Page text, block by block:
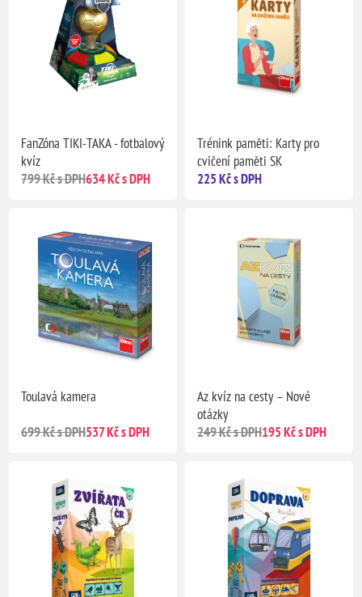
FanZóna TIKI-TAKA - fotbalový
kvíz
799 Kč s DPH634 Kč s DPH
Trénink paměti: Karty pro
cvičení paměti SK
225 Kč s DPH
Toulavá kamera
699 Kč s DPH537 Kč s DPH
Az kvíz na cesty – Nové
otázky
249 Kč s DPH195 Kč s DPH